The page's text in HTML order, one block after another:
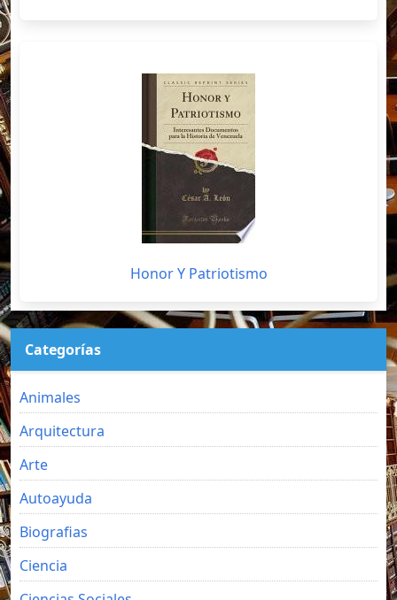
Honor Y Patriotismo
Categorías
Animales
Arquitectura
Arte
Autoayuda
Biografias
Ciencia